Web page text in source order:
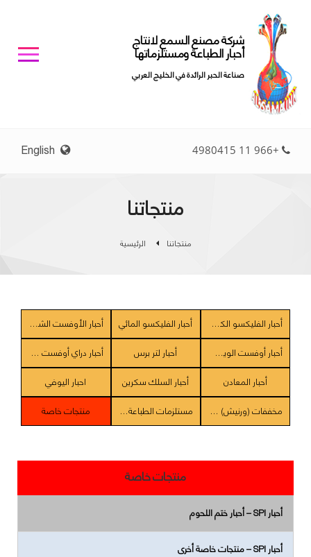
شركة مصنع السمع لانتاج
أحبار الطباعة ومستلزماتها
صناعة الحبر الرائدة في الخليج العربي
+966 11 4980415
منتجاتنا
منتجاتنا الرئيسية
أحبار الفليكسو الكحولي أحبار الفليكسو المائي
أحبار الأوفست الشيت فيد
أحبار أوفست الويب (الصحف - الجرائد)
أحبار لتر برس
أحبار دراي أوفست - ليتر سيت
أحبار المعادن
أحبار السلك سكرين
احبار اليوفي
مخففات (ورنيش) / مزيج المذيبات
مستلزمات الطباعة / المواد المساعده منتجات خاصة
منتجات خاصة
أحبار SPI – أحبار ختم اللحوم
أحبار SPI – منتجات خاصة أخرى